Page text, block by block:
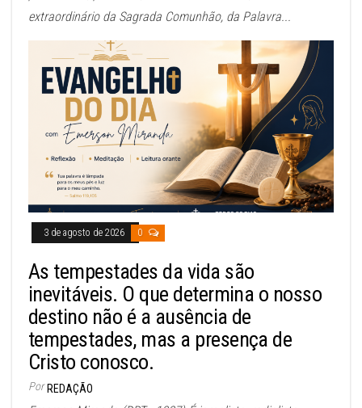
extraordinário da Sagrada Comunhão, da Palavra...
3 de agosto de 2026 0
As tempestades da vida são
inevitáveis. O que determina o nosso
destino não é a ausência de
tempestades, mas a presença de
Cristo conosco.
Por REDAÇÃO